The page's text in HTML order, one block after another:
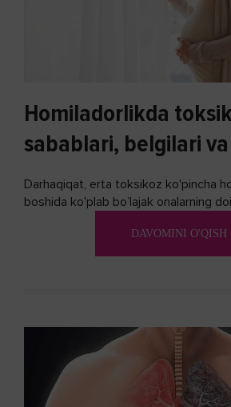
Homiladorlikda
sabablari, belgilari
Darhaqiqat, erta toksikoz ko'pincha
boshida ko'plab bo’lajak onalarning
biron bir usuli bormi?DAVOMINI O'QISH